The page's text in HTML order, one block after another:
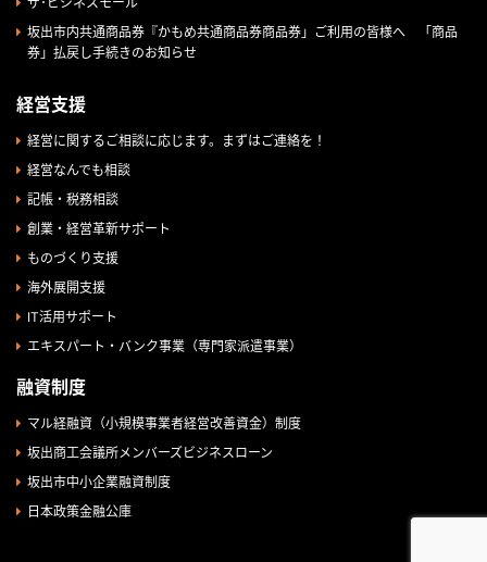
坂出市内共通商品券『かもめ共通商品券商品券」ご利用の皆様へ 「商品
券」払戻し手続きのお知らせ
経営支援
経営に関するご相談に応じます。まずはご連絡を！
経営なんでも相談
記帳・税務相談
創業・経営革新サポート
ものづくり支援
海外展開支援
IT活用サポート
エキスパート・バンク事業（専門家派遣事業）
融資制度
マル経融資（小規模事業者経営改善資金）制度
坂出商工会議所メンバーズビジネスローン
坂出市中小企業融資制度
日本政策金融公庫